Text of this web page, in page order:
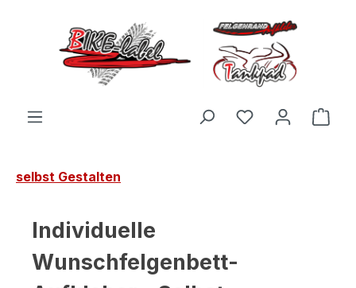
Zum Hauptinhalt springen
Du hast 0
selbst Gestalten
Individuelle
Wunschfelgenbett-